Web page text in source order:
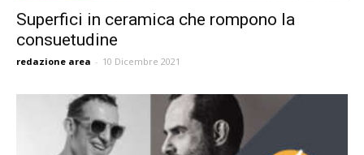
Superfici in ceramica che rompono la
consuetudine
redazione area - 10 Dicembre 2021